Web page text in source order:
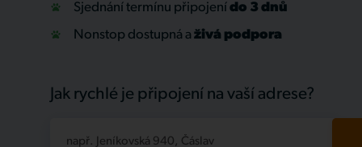
Sjednání termínu připojení do 3 dnů
Nonstop dostupná a živá podpora
Jak rychlé je připojení na vaší adrese?
např. Jeníkovská 940, Čáslav